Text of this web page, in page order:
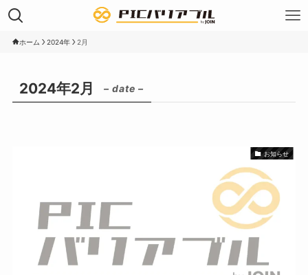
ホーム 2024年 2月
2024年2月 – date –
お知らせ